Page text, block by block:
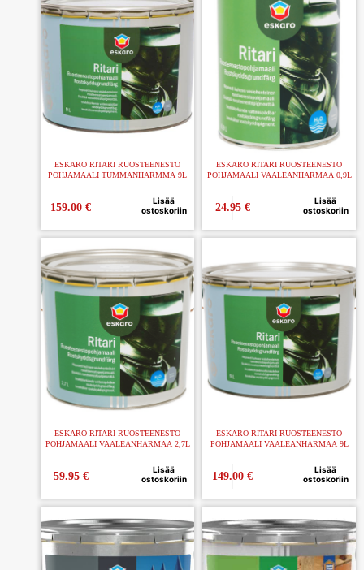
ESKARO RITARI RUOSTEENESTO
POHJAMAALI TUMMANHARMMA 9L
159.00€
Lisää
ostoskoriin
ESKARO RITARI RUOSTEENESTO
POHJAMAALI VAALEANHARMAA 0,9L
24.95 €
Lisää
ostoskoriin
ESKARO RITARI RUOSTEENESTO
POHJAMAALI VAALEANHARMAA 2,7L
59.95 €
Lisää
ostoskoriin
ESKARO RITARI RUOSTEENESTO
POHJAMAALI VAALEANHARMAA 9L
149.00€
Lisää
ostoskoriin